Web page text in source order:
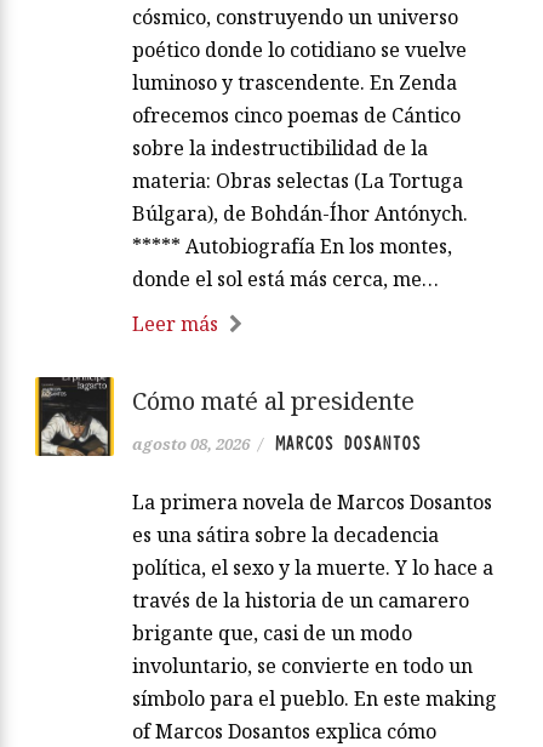
cósmico, construyendo un universo
poético donde lo cotidiano se vuelve
luminoso y trascendente. En Zenda
ofrecemos cinco poemas de Cántico
sobre la indestructibilidad de la
materia: Obras selectas (La Tortuga
Búlgara), de Bohdán-Íhor Antónych.
***** Autobiografía En los montes,
donde el sol está más cerca, me…
Leer más
Cómo maté al presidente
agosto 08, 2026 / MARCOS DOSANTOS
La primera novela de Marcos Dosantos
es una sátira sobre la decadencia
política, el sexo y la muerte. Y lo hace a
través de la historia de un camarero
brigante que, casi de un modo
involuntario, se convierte en todo un
símbolo para el pueblo. En este making
of Marcos Dosantos explica cómo